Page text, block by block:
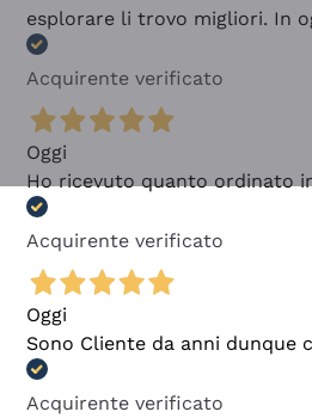
esplorare li trovo migliori. In
Acquirente verificato
Oggi
Ho ricevuto quanto ordinato
Acquirente verificato
Oggi
Sono Cliente da anni dunque
Acquirente verificato